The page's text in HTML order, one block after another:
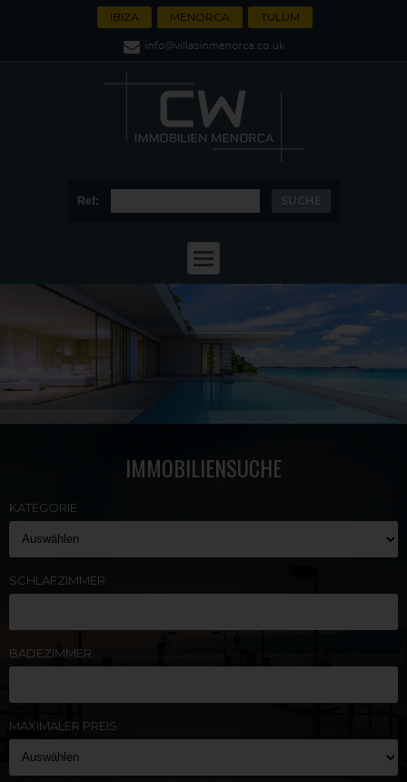
IBIZA MENORCA TULUM
Ref:
IMMOBILIENSUCHE
KATEGORIE
SCHLAFZIMMER
BADEZIMMER
MAXIMALER PREIS